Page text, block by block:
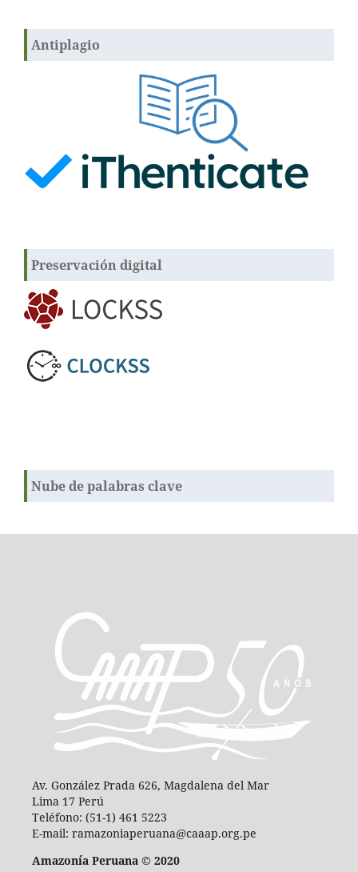
Antiplagio
Preservación digital
Nube de palabras clave
Av. González Prada 626, Magdalena del Mar
Lima 17 Perú
Teléfono: (51-1) 461 5223
E-mail: ramazoniaperuana@caaap.org.pe
Amazonía Peruana © 2020